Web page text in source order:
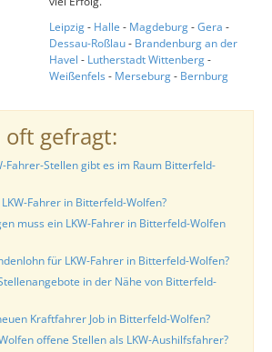
Leipzig- Halle - Magdeburg-Gera -
Dessau-Roßlau- Brandenburg an der
Havel - Lutherstadt Wittenberg-
Weißenfels- Merseburg- Bernburg
gefragt:
Fahrer-Stellen gibt es im Raum Bitterfeld-
Fahrer in Bitterfeld-Wolfen?
muss ein LKW-Fahrer in Bitterfeld-Wolfen
für LKW-Fahrer in Bitterfeld-Wolfen?
in der Nähe von Bitterfeld-
Kraftfahrer Job in Bitterfeld-Wolfen?
offene Stellen als LKW-Aushilfsfahrer?